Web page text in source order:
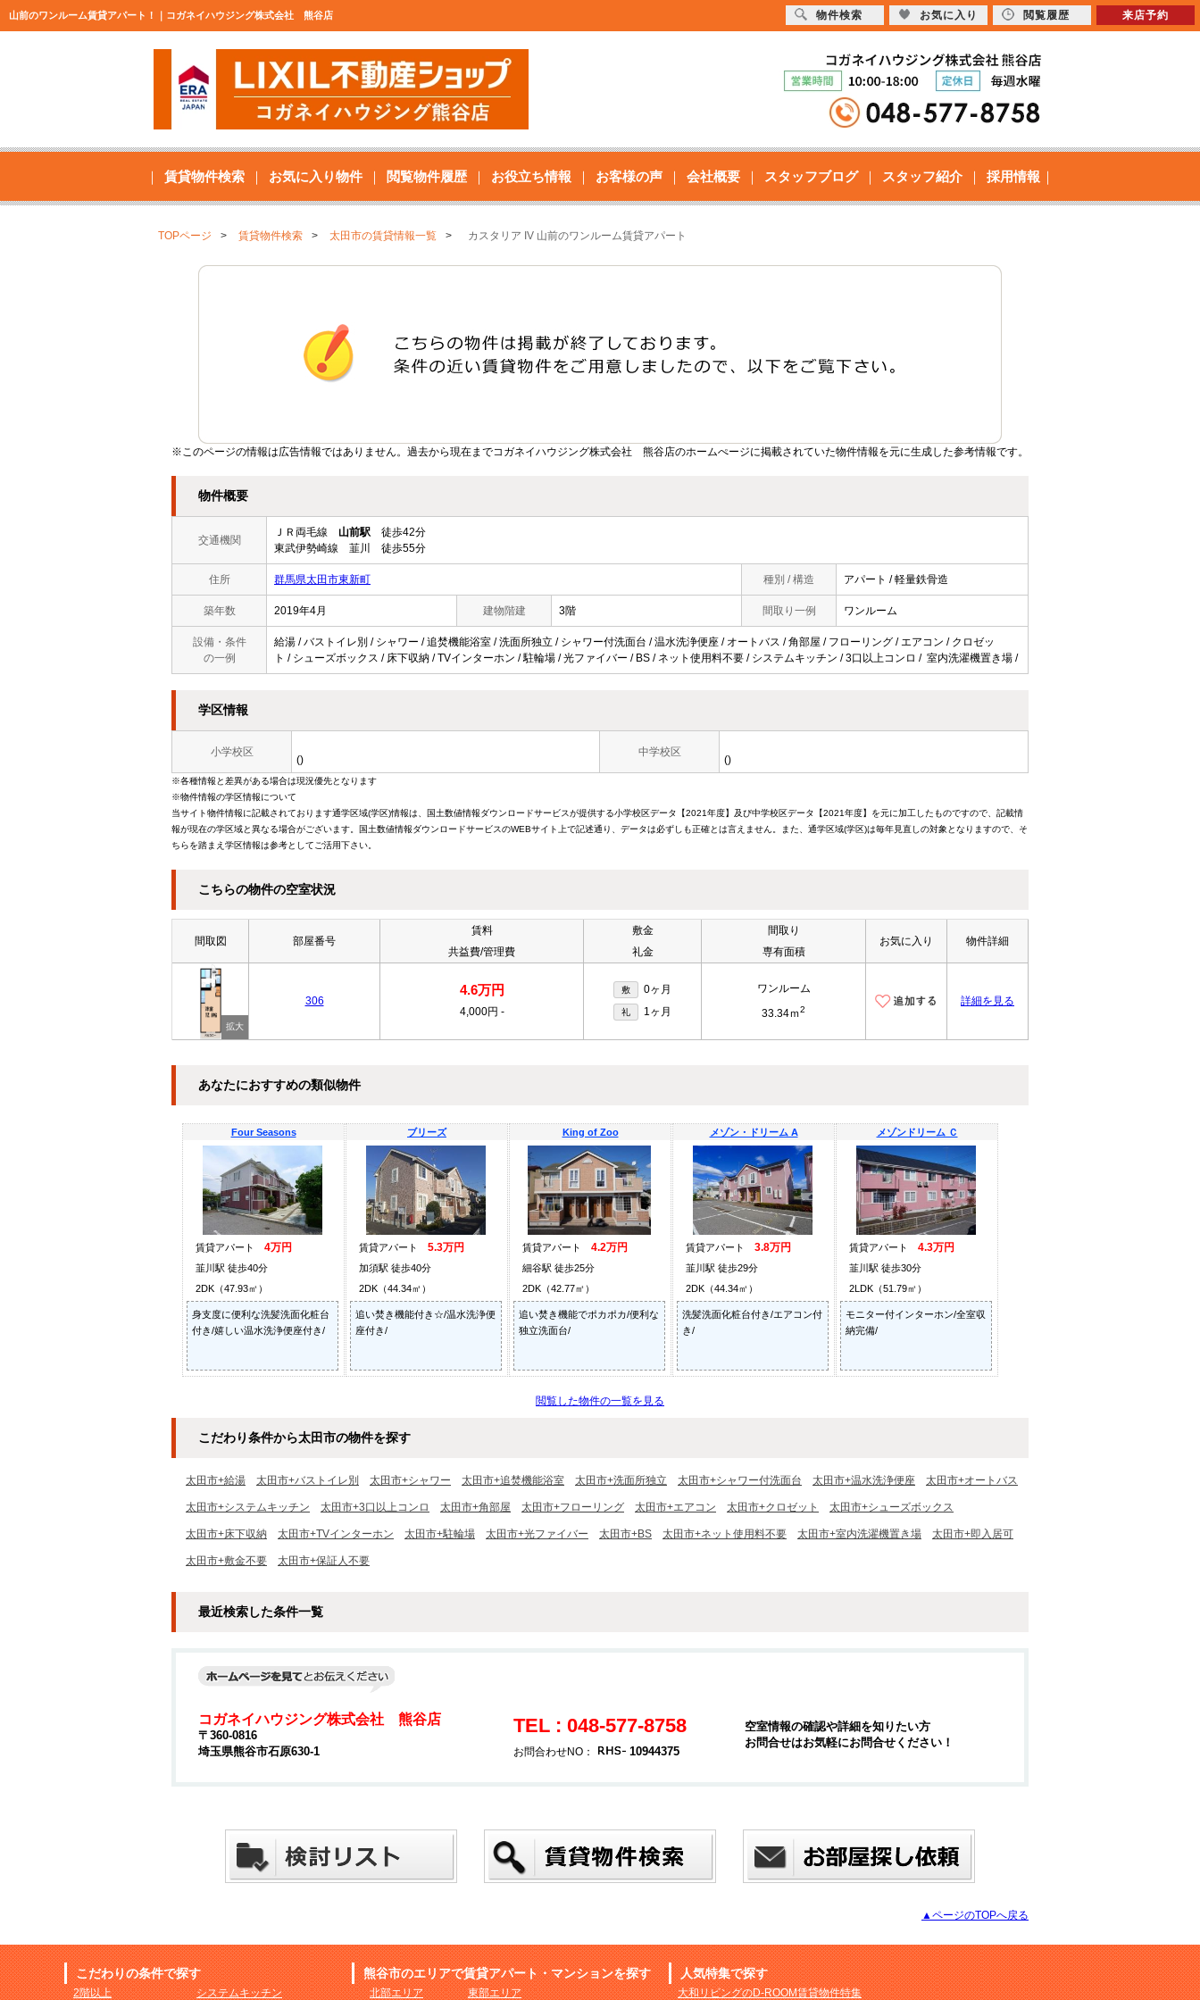
山前のワンルーム賃貸アパート！｜コガネイハウジング株式会社 熊谷店
賃貸物件検索 お気に入り物件 閲覧物件履歴 お役立ち情報 お客様の声 会社概要 スタッフブログ スタッフ紹介 採用情報
TOPページ 賃貸物件検索 太田市の賃貸情報一覧 カスタリア IV 山前のワンルーム賃貸アパート
※このページの情報は広告情報ではありません。過去から現在までコガネイハウジング株式会社 熊谷店のホームぺージに掲載されていた物件情報を元に生成した参考情報です。
物件概要
交通機関
ＪＲ両毛線 山前駅 徒歩42分
東武伊勢崎線 韮川 徒歩55分
住所 群馬県太田市東新町 種別 / 構造 アパート / 軽量鉄骨造
築年数 2019年4月 建物階建 3階 間取り一例 ワンルーム
設備・条件
の一例
給湯 / バストイレ別 / シャワー / 追焚機能浴室 / 洗面所独立 / シャワー付洗面台 / 温水洗浄便座 / オートバス / 角部屋 / フローリング / エアコン / クロゼッ
ト / シューズボックス / 床下収納 / TVインターホン / 駐輪場 / 光ファイバー / BS / ネット使用料不要 / システムキッチン / 3口以上コンロ / 室内洗濯機置き場 /
学区情報
小学校区
()
中学校区
()
※各種情報と差異がある場合は現況優先となります
※物件情報の学区情報について
当サイト物件情報に記載されております通学区域(学区)情報は、国土数値情報ダウンロードサービスが提供する小学校区データ【2021年度】及び中学校区データ【2021年度】を元に加工したものですので、記載情
報が現在の学区域と異なる場合がございます。国土数値情報ダウンロードサービスのWEBサイト上で記述通り、データは必ずしも正確とは言えません。また、通学区域(学区)は毎年見直しの対象となりますので、そ
ちらを踏まえ学区情報は参考としてご活用下さい。
こちらの物件の空室状況
間取図 部屋番号
賃料
共益費/管理費
敷金
礼金
間取り
専有面積
お気に入り 物件詳細
306
4.6万円
4,000円 -
敷 0ヶ月
礼 1ヶ月
ワンルーム
33.34ｍ2
詳細を見る
あなたにおすすめの類似物件
Four Seasons
賃貸アパート 4万円
韮川駅 徒歩40分
2DK（47.93㎡）
身支度に便利な洗髪洗面化粧台
付き/嬉しい温水洗浄便座付き/
ブリーズ
賃貸アパート 5.3万円
加須駅 徒歩40分
2DK（44.34㎡）
追い焚き機能付き☆/温水洗浄便
座付き/
King of Zoo
賃貸アパート 4.2万円
細谷駅 徒歩25分
2DK（42.77㎡）
追い焚き機能でポカポカ/便利な
独立洗面台/
メゾン・ドリーム A
賃貸アパート 3.8万円
韮川駅 徒歩29分
2DK（44.34㎡）
洗髪洗面化粧台付き/エアコン付
き/
メゾンドリーム Ｃ
賃貸アパート 4.3万円
韮川駅 徒歩30分
2LDK（51.79㎡）
モニター付インターホン/全室収
納完備/
閲覧した物件の一覧を見る
こだわり条件から太田市の物件を探す
太田市+給湯 太田市+バストイレ別 太田市+シャワー 太田市+追焚機能浴室 太田市+洗面所独立 太田市+シャワー付洗面台 太田市+温水洗浄便座 太田市+オートバス
太田市+システムキッチン 太田市+3口以上コンロ 太田市+角部屋 太田市+フローリング 太田市+エアコン 太田市+クロゼット 太田市+シューズボックス
太田市+床下収納 太田市+TVインターホン 太田市+駐輪場 太田市+光ファイバー 太田市+BS 太田市+ネット使用料不要 太田市+室内洗濯機置き場 太田市+即入居可
太田市+敷金不要 太田市+保証人不要
最近検索した条件一覧
コガネイハウジング株式会社 熊谷店
〒360-0816
埼玉県熊谷市石原630-1
TEL : 048-577-8758
お問合わせNO： 10944375
空室情報の確認や詳細を知りたい方
お問合せはお気軽にお問合せください！
▲ページのTOPへ戻る
こだわりの条件で探す
2階以上 システムキッチン
熊谷市のエリアで賃貸アパート・マンションを探す
北部エリア 東部エリア
人気特集で探す
大和リビングのD-ROOM賃貸物件特集
物件検索 お気に入り 閲覧履歴 来店予約